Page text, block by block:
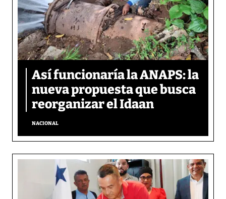
Así funcionaría la ANAPS: la
nueva propuesta que busca
reorganizar el Idaan
NACIONAL